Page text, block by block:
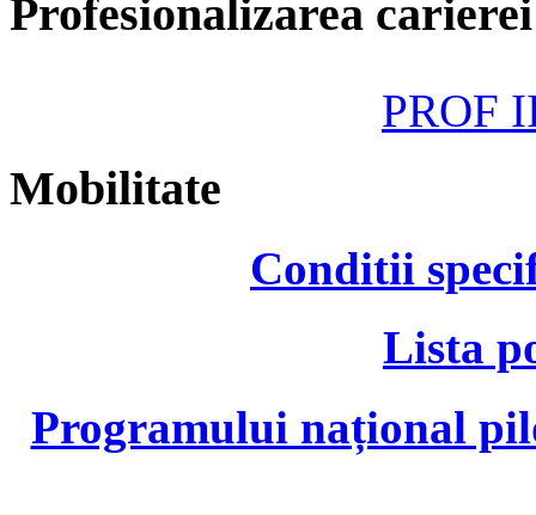
Profesionalizarea
PROF
Mobilitate
Conditii
Lista
Programului național